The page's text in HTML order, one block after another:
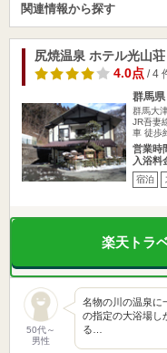
関連情報から探す
尻焼温泉 ホテル光山荘
4.0点/ 4
群馬
群馬大
JR吾妻
車 徒歩
営業時
入浴料
宿泊
楽天トラ
50代～
男性
名物の川の温泉に
の指定の大浴場し
る…